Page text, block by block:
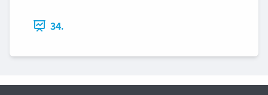
34.